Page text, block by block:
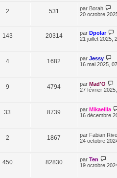
2 531 par Borah
20 octobre
143 20314 par Dpolar
21 juillet 2025,
4 1682 par Jessy
16 mai 2025,
9 4794 par Mad'O
27 février
33 8739 par Mikaellla
16 décembre
2 1867 par Fabian
24 octobre
450 82830 par Ten
19 octobre